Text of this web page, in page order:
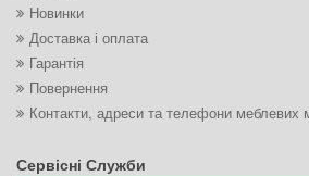
Новинки
Доставка і оплата
Гарантія
Повернення
Контакти, адреси та телефони меблевих
Сервісні Служби